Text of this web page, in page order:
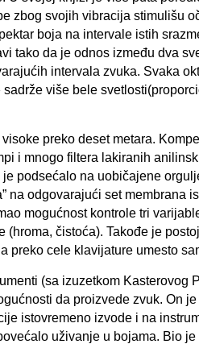
zbog svojih vibracija stimulišu
boja na intervale istih
tako da je odnos između dva
intervala zvuka. Svaka
sadrže više bele
preko deset metara.
i mnogo filtera lakiranih
podsećalo na uobičajene
na odgovarajući set membrana
mogućnost kontrole tri
(hroma, čistoća). Takođe je
preko cele klavijature umesto
(sa izuzetkom Kasterovog
da proizvede zvuk. On
istovremeno izvode i na
uživanje u bojama. Bio